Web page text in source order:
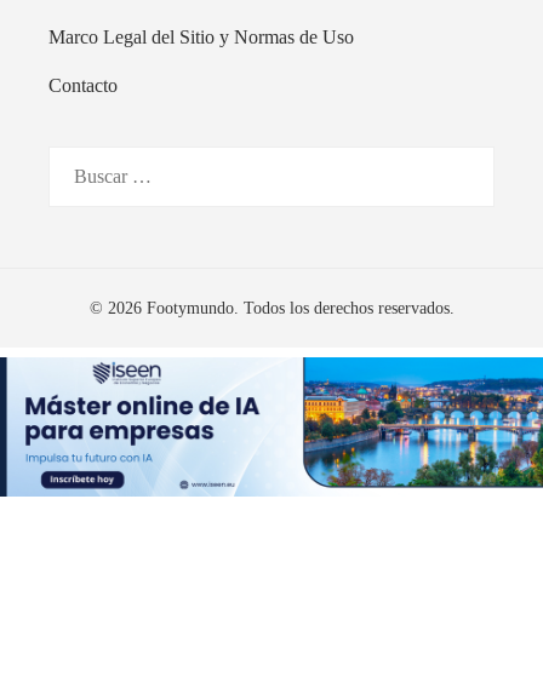
Marco Legal del Sitio y Normas de Uso
Contacto
© 2026 Footymundo. Todos los derechos reservados.